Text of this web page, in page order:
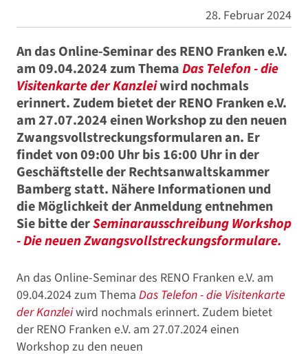
28. Februar 2024
An das Online-Seminar des RENO Franken e.V.
am 09.04.2024 zum ThemaDas Telefon - die
Visitenkarte der Kanzleiwird nochmals
erinnert. Zudem bietet der RENO Franken e.V.
am 27.07.2024 einen Workshop zu den neuen
Zwangsvollstreckungsformularen an. Er
findet von 09:00 Uhr bis 16:00 Uhr in der
Geschäftstelle der Rechtsanwaltskammer
Bamberg statt. Nähere Informationen und
die Möglichkeit der Anmeldung entnehmen
Sie bitte derSeminarausschreibung Workshop
- Die neuen Zwangsvollstreckungsformulare.
An das Online-Seminar des RENO Franken e.V. am
09.04.2024 zum Thema Das Telefon - die Visitenkarte
der Kanzleiwird nochmals erinnert. Zudem bietet
der RENO Franken e.V. am 27.07.2024 einen
Workshop zu den neuen